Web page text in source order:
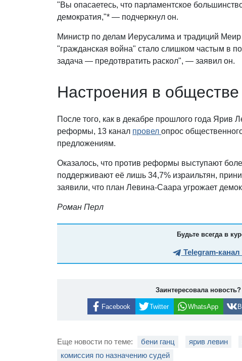
"Вы опасаетесь, что парламентское
демократия,"* — подчеркнул он.
Министр по делам Иерусалима и традиций
"гражданская война" стало слишком частым в
задача — предотвратить раскол", — заявил он.
Настроения в обществе
После того, как в декабре прошлого года Ярив
реформы, 13 канал провелопрос
предложениям.
Оказалось, что против реформы выступают
поддерживают её лишь 34,7% израильтян,
заявили, что план Левина-Саара угрожает
Роман Перл
Будьте всегда в
Telegram-
Заинтересовала
Facebook Twitter WhatsApp
Еще новости по теме: бени ганц ярив левин
комиссия по назначению судей